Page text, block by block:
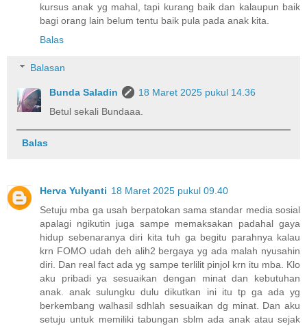
kursus anak yg mahal, tapi kurang baik dan kalaupun baik
bagi orang lain belum tentu baik pula pada anak kita.
Balas
Balasan
Bunda Saladin
18 Maret 2025 pukul 14.36
Betul sekali Bundaaa.
Balas
Herva Yulyanti 18 Maret 2025 pukul 09.40
Setuju mba ga usah berpatokan sama standar media sosial
apalagi ngikutin juga sampe memaksakan padahal gaya
hidup sebenaranya diri kita tuh ga begitu parahnya kalau
krn FOMO udah deh alih2 bergaya yg ada malah nyusahin
diri. Dan real fact ada yg sampe terlilit pinjol krn itu mba. Klo
aku pribadi ya sesuaikan dengan minat dan kebutuhan
anak. anak sulungku dulu dikutkan ini itu tp ga ada yg
berkembang walhasil sdhlah sesuaikan dg minat. Dan aku
setuju untuk memiliki tabungan sblm ada anak atau sejak